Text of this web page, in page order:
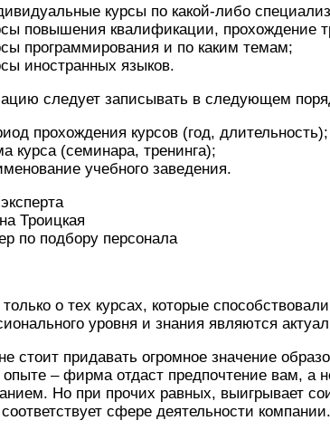
курсы по какой-либо
повышения квалификации, прохождение
программирования и по каким темам;
иностранных языков.
следует записывать в следующем
прохождения курсов (год, длительность);
курса (семинара, тренинга);
учебного заведения.
Троицкая
по подбору персонала
о тех курсах, которые
уровня и знания являются
стоит придавать огромное значение
опыте – фирма отдаст предпочтение вам, а
Но при прочих равных, выигрывает
сфере деятельности компании.